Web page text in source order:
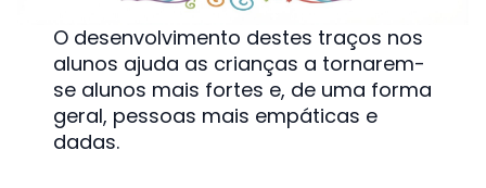
O desenvolvimento destes traços nos
alunos ajuda as crianças a tornarem-
se alunos mais fortes e, de uma forma
geral, pessoas mais empáticas e
dadas.